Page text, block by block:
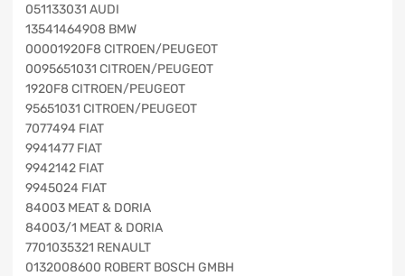
051133031 AUDI
13541464908 BMW
00001920F8 CITROEN/PEUGEOT
0095651031 CITROEN/PEUGEOT
1920F8 CITROEN/PEUGEOT
95651031 CITROEN/PEUGEOT
7077494 FIAT
9941477 FIAT
9942142 FIAT
9945024 FIAT
84003 MEAT & DORIA
84003/1 MEAT & DORIA
7701035321 RENAULT
0132008600 ROBERT BOSCH GMBH